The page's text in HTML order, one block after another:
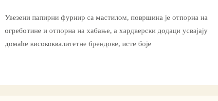
Увезени папирни фурнир са мастилом, површина је отпорна на
огреботине и отпорна на хабање, а хардверски додаци усвајају
домаће висококвалитетне брендове, исте боје